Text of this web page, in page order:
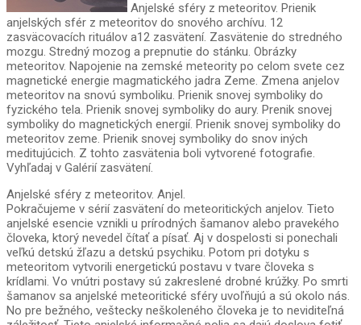
Anjelské sféry z meteoritov. Prienik
anjelských sfér z meteoritov do snového archívu. 12
zasväcovacích rituálov a12 zasvätení. Zasvätenie do stredného
mozgu. Stredný mozog a prepnutie do stánku. Obrázky
meteoritov. Napojenie na zemské meteority po celom svete cez
magnetické energie magmatického jadra Zeme. Zmena anjelov
meteoritov na snovú symboliku. Prienik snovej symboliky do
fyzického tela. Prienik snovej symboliky do aury. Prenik snovej
symboliky do magnetických energií. Prienik snovej symboliky do
meteoritov zeme. Prienik snovej symboliky do snov iných
meditujúcich. Z tohto zasvätenia boli vytvorené fotografie.
Vyhľadaj v Galérií zasvätení.
Anjelské sféry z meteoritov. Anjel.
Pokračujeme v sérií zasvätení do meteoritických anjelov. Tieto
anjelské esencie vznikli u prírodných šamanov alebo pravekého
človeka, ktorý nevedel čítať a písať. Aj v dospelosti si ponechali
veľkú detskú žľazu a detskú psychiku. Potom pri dotyku s
meteoritom vytvorili energetickú postavu v tvare človeka s
krídlami. Vo vnútri postavy sú zakreslené drobné krúžky. Po smrti
šamanov sa anjelské meteoritické sféry uvoľňujú a sú okolo nás.
No pre bežného, veštecky neškoleného človeka je to neviditeľná